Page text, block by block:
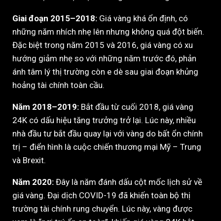
Giai đoạn 2015–2018: Giá vàng khá ổn định, có
những năm nhích nhẹ lên nhưng không quá đột biến.
Đặc biệt trong năm 2015 và 2016, giá vàng có xu
hướng giảm nhẹ so với những năm trước đó, phản
ánh tâm lý thị trường còn e dè sau giai đoạn khủng
hoảng tài chính toàn cầu.
Năm 2018–2019: Bắt đầu từ cuối 2018, giá vàng
24K có dấu hiệu tăng trưởng trở lại. Lúc này, nhiều
nhà đầu tư bắt đầu quay lại với vàng do bất ổn chính
trị – điển hình là cuộc chiến thương mại Mỹ – Trung
và Brexit.
Năm 2020: Đây là năm đánh dấu cột mốc lịch sử về
giá vàng. Đại dịch COVID-19 đã khiến toàn bộ thị
trường tài chính rung chuyển. Lúc này, vàng được